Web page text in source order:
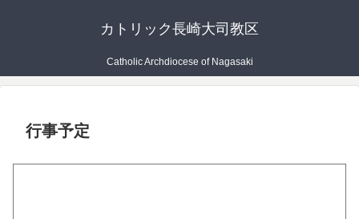
カトリック長崎大司教区
Catholic Archdiocese of Nagasaki
行事予定